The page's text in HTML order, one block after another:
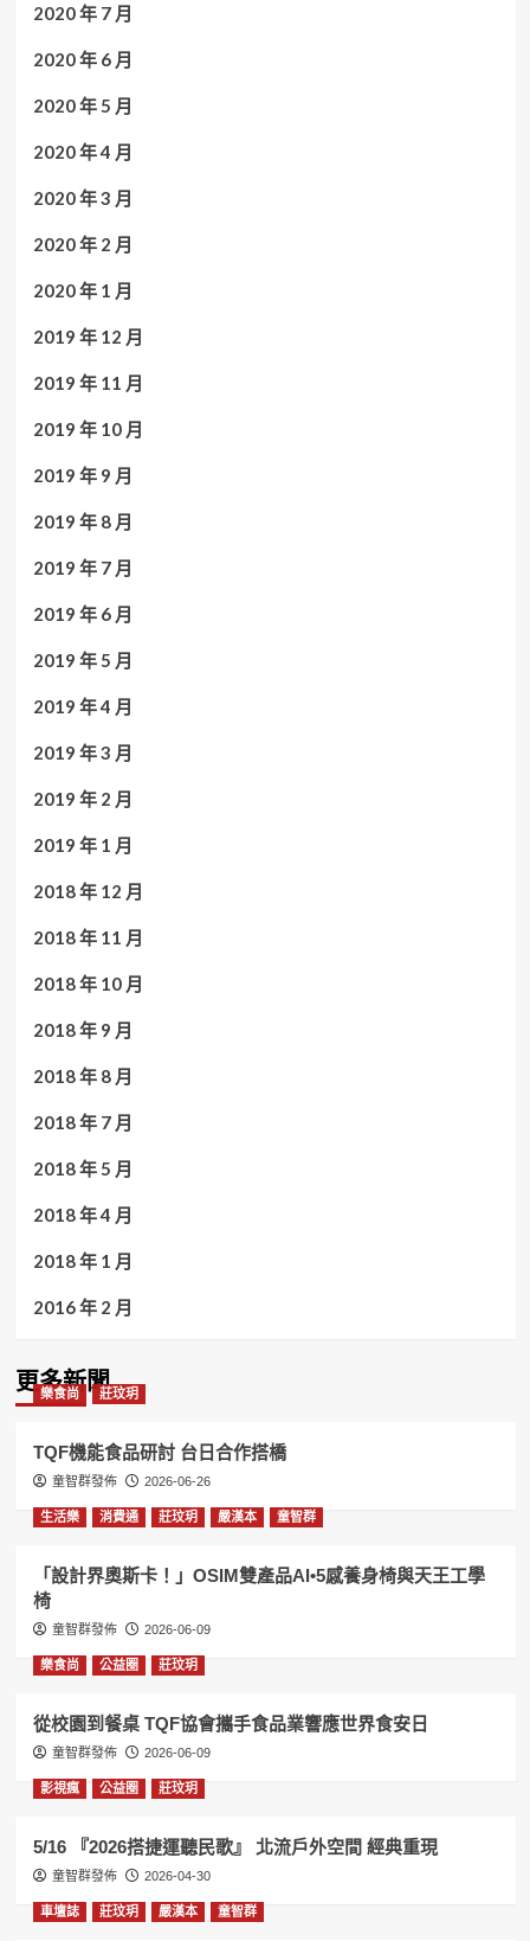
2020 年 7 月
2020 年 6 月
2020 年 5 月
2020 年 4 月
2020 年 3 月
2020 年 2 月
2020 年 1 月
2019 年 12 月
2019 年 11 月
2019 年 10 月
2019 年 9 月
2019 年 8 月
2019 年 7 月
2019 年 6 月
2019 年 5 月
2019 年 4 月
2019 年 3 月
2019 年 2 月
2019 年 1 月
2018 年 12 月
2018 年 11 月
2018 年 10 月
2018 年 9 月
2018 年 8 月
2018 年 7 月
2018 年 5 月
2018 年 4 月
2018 年 1 月
2016 年 2 月
更多新聞
樂食尚 莊玟玥
TQF機能食品研討 台日合作搭橋
童智群發佈 2026-06-26
生活樂 消費通 莊玟玥 嚴漢本 童智群
「設計界奧斯卡！」OSIM雙產品AI•5感養身椅與天王工學
椅
童智群發佈 2026-06-09
樂食尚 公益圈 莊玟玥
從校園到餐桌 TQF協會攜手食品業響應世界食安日
童智群發佈 2026-06-09
影視瘋 公益圈 莊玟玥
5/16 『2026搭捷運聽民歌』 北流戶外空間 經典重現
童智群發佈 2026-04-30
車壇誌 莊玟玥 嚴漢本 童智群